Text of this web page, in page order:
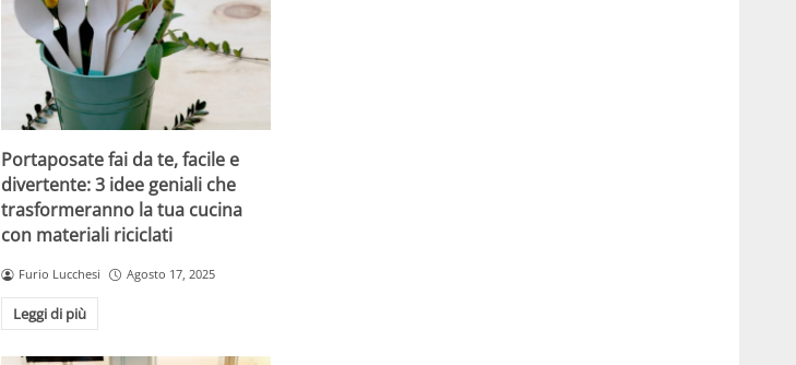
Portaposate fai da te, facile e
divertente: 3 idee geniali che
trasformeranno la tua cucina
con materiali riciclati
Furio Lucchesi Agosto 17, 2025
Leggi di più